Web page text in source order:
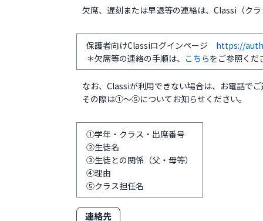
欠席、遅刻または早退等の連絡は、Classi（ク
保護者向けClassiログインページ https://
＊欠席等の連絡の手順は、 こちらをご参照くだ
なお、Classiが利用できない場合は、お電話で
その際は①〜⑤についてお知らせください。
①学年・クラス・出席番号
②生徒名
③生徒との関係（父・母等）
④理由
⑤クラス担任名
連絡先